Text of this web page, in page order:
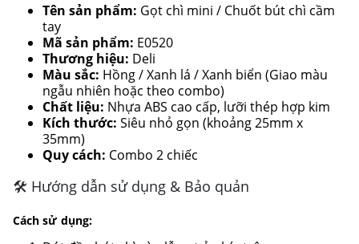
Tên sản phẩm: Gọt chì mini / Chuốt bút chì cầm
tay
Mã sản phẩm: E0520
Thương hiệu: Deli
Màu sắc: Hồng / Xanh lá / Xanh biển (Giao màu
ngẫu nhiên hoặc theo combo)
Chất liệu: Nhựa ABS cao cấp, lưỡi thép hợp kim
Kích thước: Siêu nhỏ gọn (khoảng 25mm x
35mm)
Quy cách: Combo 2 chiếc
🛠 Hướng dẫn sử dụng & Bảo quản
Cách sử dụng: